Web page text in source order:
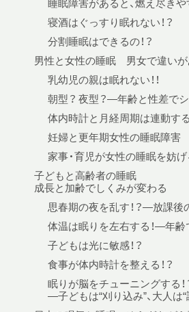
寝酒はぐっすり眠れない！？
分割睡眠はできるの！？
男性と女性の睡眠 男女で違いが
乳幼児の親は眠れない！！
朝型？ 夜型？—年齢と性差で
体内時計と月経周期は連動する
妊婦と更年期女性の睡眠障害
家事・育児が女性の睡眠を妨げ
子どもと高齢者の睡眠
成長と加齢でしくみが変わる
思春期の夜を乱す！？—放課
体温は眠りを左右する！—年
子どもは光に敏感！？
食事が体内時計を整える！？
眠りが脳をチューニングする！
—子どもは“刈り込み”、大人は